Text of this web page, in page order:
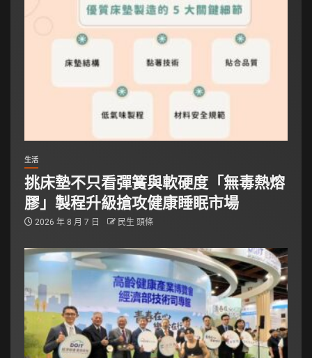
生活
挑床墊不只看彈簧與軟硬度「無毒熱熔
膠」製程升級搶攻健康睡眠市場
2026 年 8 月 7 日 民生 頭條